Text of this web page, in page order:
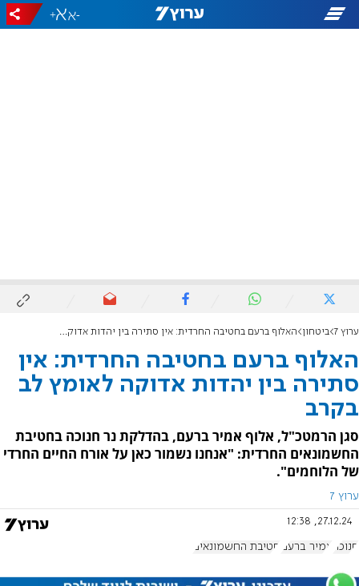
-
+
ערוץ 7 ביטחון האלוף ברעם בחטיבה החרדית: אין סתירה בין יהדות אדוקה לאומץ לב בקרב
האלוף ברעם בחטיבה החרדית: אין
סתירה בין יהדות אדוקה לאומץ לב
בקרב
סגן הרמטכ"ל, אלוף אמיר ברעם, בהדלקת נר חנוכה בחטיבת
החשמונאים החרדית: "אנחנו נשמור כאן על אורח החיים החרדי
של הלוחמים".
ערוץ 7
27.12.24, 12:38
חנוכה אמיר ברעם חטיבת החשמונאים